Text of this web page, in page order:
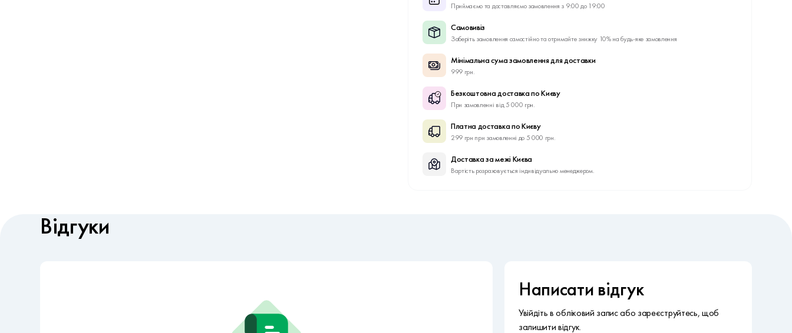
Приймаємо та доставляємо замовлення з 9:00 до 19:00
Самовивіз
Заберіть замовлення самостійно та отримайте знижку 10% на будь-яке замовлення
Мінімальна сума замовлення для доставки
999 грн.
Безкоштовна доставка по Києву
При замовленні від 5 000 грн.
Платна доставка по Києву
299 грн при замовленні до 5 000 грн.
Доставка за межі Києва
Вартість розраховується індивідуально менеджером.
Відгуки
Написати відгук
Увійдіть в обліковий запис або зареєструйтесь, щоб
залишити відгук.